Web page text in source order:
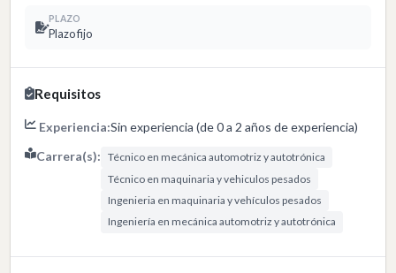
PLAZO
Plazo fijo
Requisitos
Experiencia:Sin experiencia (de 0 a 2 años de experiencia)
Carrera(s): Técnico en mecánica automotriz y autotrónica
Técnico en maquinaria y vehiculos pesados
Ingenieria en maquinaria y vehículos pesados
Ingeniería en mecánica automotriz y autotrónica